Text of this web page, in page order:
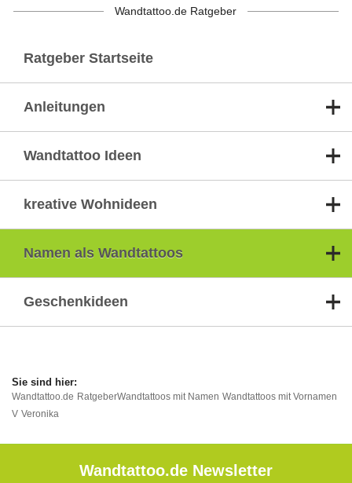
Wandtattoo.de Ratgeber
Ratgeber Startseite
Anleitungen
Wandtattoo Ideen
kreative Wohnideen
Namen als Wandtattoos
Geschenkideen
Wandtattoo.de RatgeberWandtattoos mit Namen Wandtattoos mit Vornamen
V Veronika
Wandtattoo.de Newsletter